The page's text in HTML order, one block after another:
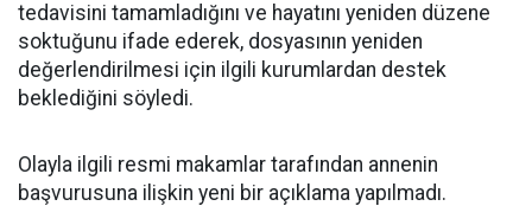
tedavisini tamamladığını ve hayatını yeniden düzene
soktuğunu ifade ederek, dosyasının yeniden
değerlendirilmesi için ilgili kurumlardan destek
beklediğini söyledi.
Olayla ilgili resmi makamlar tarafından annenin
başvurusuna ilişkin yeni bir açıklama yapılmadı.